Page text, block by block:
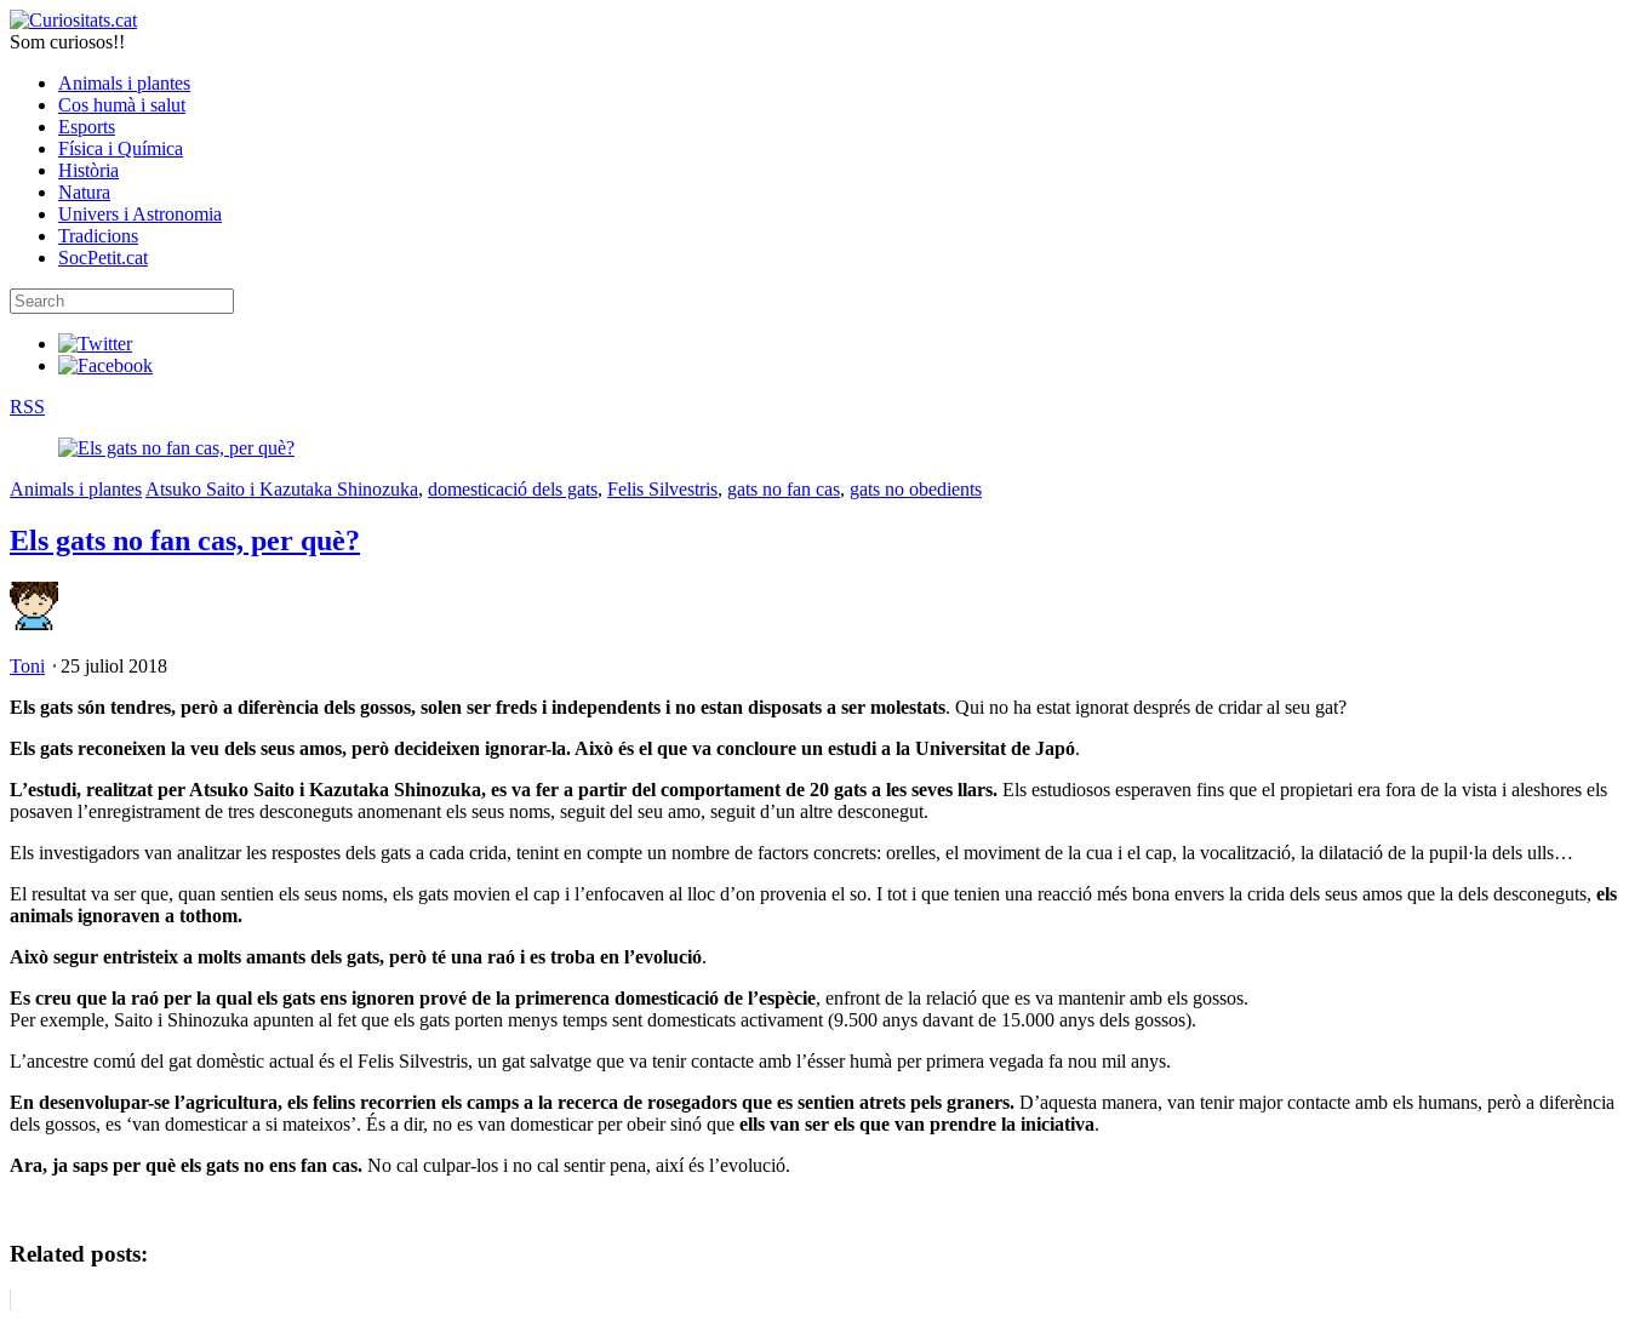
Som curiosos!!
Animals i plantes
Cos humà i salut
Esports
Física i Química
Història
Natura
Univers i Astronomia
Tradicions
SocPetit.cat
RSS
Animals i plantes Atsuko Saito i Kazutaka Shinozuka, domesticació dels gats, Felis Silvestris, gats no fan cas, gats no obedients
Els gats no fan cas, per què?
Toni ⋅ 25 juliol 2018
Els gats són tendres, però a diferència dels gossos, solen ser freds i independents i no estan disposats a ser molestats. Qui no ha estat ignorat després de cridar al seu gat?
Els gats reconeixen la veu dels seus amos, però decideixen ignorar-la. Això és el que va concloure un estudi a la Universitat de Japó.
L’estudi, realitzat per Atsuko Saito i Kazutaka Shinozuka, es va fer a partir del comportament de 20 gats a les seves llars. Els estudiosos esperaven fins que el propietari era fora de la vista i aleshores els
posaven l’enregistrament de tres desconeguts anomenant els seus noms, seguit del seu amo, seguit d’un altre desconegut.
Els investigadors van analitzar les respostes dels gats a cada crida, tenint en compte un nombre de factors concrets: orelles, el moviment de la cua i el cap, la vocalització, la dilatació de la pupil·la dels ulls…
El resultat va ser que, quan sentien els seus noms, els gats movien el cap i l’enfocaven al lloc d’on provenia el so. I tot i que tenien una reacció més bona envers la crida dels seus amos que la dels desconeguts, els
animals ignoraven a tothom.
Això segur entristeix a molts amants dels gats, però té una raó i es troba en l’evolució.
Es creu que la raó per la qual els gats ens ignoren prové de la primerenca domesticació de l’espècie, enfront de la relació que es va mantenir amb els gossos.
Per exemple, Saito i Shinozuka apunten al fet que els gats porten menys temps sent domesticats activament (9.500 anys davant de 15.000 anys dels gossos).
L’ancestre comú del gat domèstic actual és el Felis Silvestris, un gat salvatge que va tenir contacte amb l’ésser humà per primera vegada fa nou mil anys.
En desenvolupar-se l’agricultura, els felins recorrien els camps a la recerca de rosegadors que es sentien atrets pels graners. D’aquesta manera, van tenir major contacte amb els humans, però a diferència
dels gossos, es ‘van domesticar a si mateixos’. És a dir, no es van domesticar per obeir sinó que ells van ser els que van prendre la iniciativa.
Ara, ja saps per què els gats no ens fan cas. No cal culpar-los i no cal sentir pena, així és l’evolució.
Related posts: